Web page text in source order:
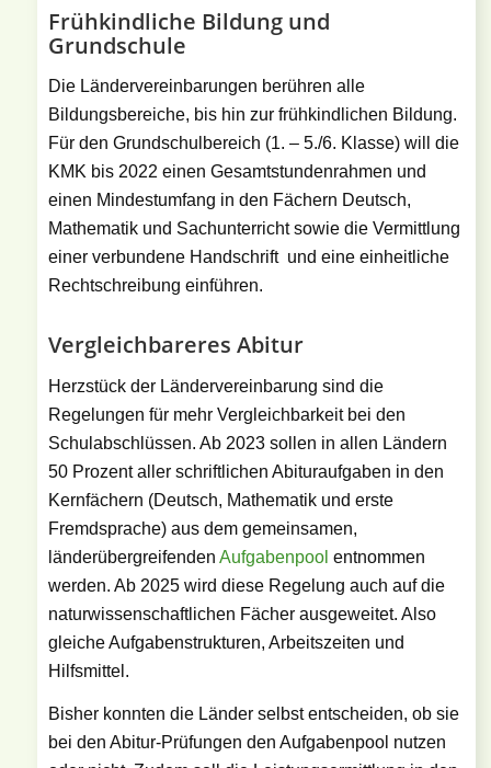
Frühkindliche Bildung und
Grundschule
Die Ländervereinbarungen berühren alle
Bildungsbereiche, bis hin zur frühkindlichen Bildung.
Für den Grundschulbereich (1. – 5./6. Klasse) will die
KMK bis 2022 einen Gesamtstundenrahmen und
einen Mindestumfang in den Fächern Deutsch,
Mathematik und Sachunterricht sowie die Vermittlung
einer verbundene Handschrift und eine einheitliche
Rechtschreibung einführen.
Vergleichbareres Abitur
Herzstück der Ländervereinbarung sind die
Regelungen für mehr Vergleichbarkeit bei den
Schulabschlüssen. Ab 2023 sollen in allen Ländern
50 Prozent aller schriftlichen Abituraufgaben in den
Kernfächern (Deutsch, Mathematik und erste
Fremdsprache) aus dem gemeinsamen,
länderübergreifenden Aufgabenpool entnommen
werden. Ab 2025 wird diese Regelung auch auf die
naturwissenschaftlichen Fächer ausgeweitet. Also
gleiche Aufgabenstrukturen, Arbeitszeiten und
Hilfsmittel.
Bisher konnten die Länder selbst entscheiden, ob sie
bei den Abitur-Prüfungen den Aufgabenpool nutzen